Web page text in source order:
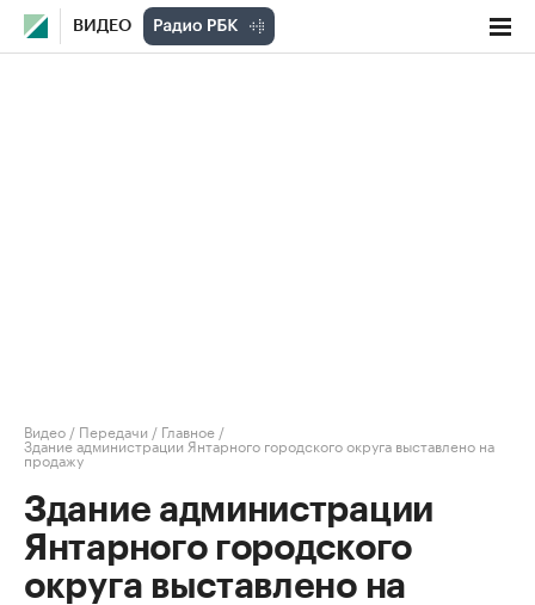
ВИДЕО
Видео / Передачи / Главное /
Здание администрации Янтарного городского округа выставлено на
продажу
Здание администрации
Янтарного городского
округа выставлено на